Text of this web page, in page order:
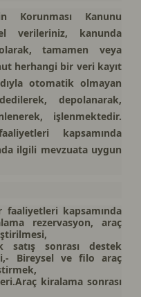
Korunması Kanunu
verileriniz, kanunda
tamamen veya
herhangi bir veri kayıt
otomatik olmayan
depolanarak,
işlenmektedir.
kapsamında
ilgili mevzuata uygun
kapsamında
rezervasyon, araç
sonrası destek
Bireysel ve filo araç
kiralama sonrası